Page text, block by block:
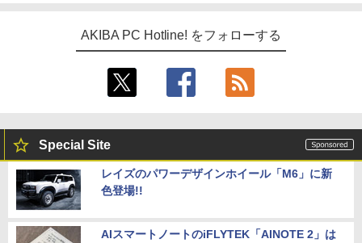
AKIBA PC Hotline! をフォローする
Special Site
レイズのパワーデザインホイール「M6」に新
色登場!!
AIスマートノートのiFLYTEK「AINOTE 2」は